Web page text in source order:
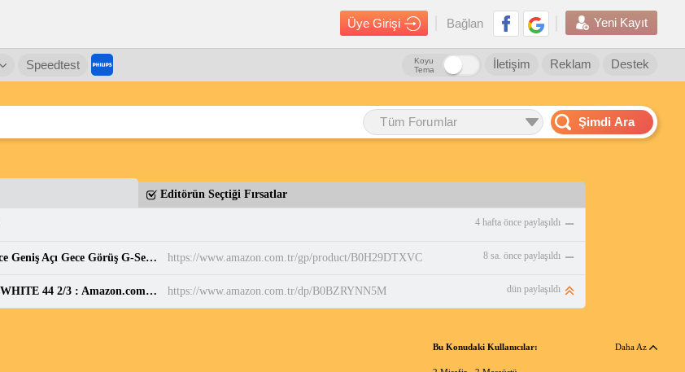
Üye Girişi Bağlan Yeni Kayıt
Speedtest Destek
Reklam
İletişim
Koyu
Tema
Tüm Forumlar Şimdi Ara
Editörün Seçtiği Fırsatlar
4 hafta önce paylaşıldı
Juo C10 2K QHD WiFi Ekranlı Araç Kamerası 140 Derece Geniş Açı Gece Görüş G-Sensörlü Araç İçi Kamera : Amazon.com.tr: Elektronik https://www.amazon.com.tr/gp/product/B0H29DTXVC 8 sa. önce paylaşıldı
adidas Erkek PARK ST Ayakkabı CBLACK/CBLACK/OWHITE 44 2/3 : Amazon.com.tr: Moda https://www.amazon.com.tr/dp/B0BZRYNN5M dün paylaşıldı
Bu Konudaki Kullanıcılar: Daha Az